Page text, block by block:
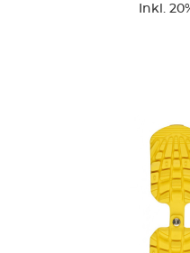
Inkl.